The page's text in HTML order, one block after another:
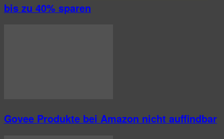
bis zu 40% sparen
Govee Produkte bei Amazon nicht auffindbar